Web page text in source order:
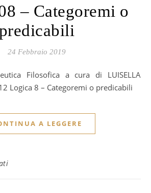
– Categoremi o
24 Febbraio 2019
Logica 8 – Categoremi o predicabili
A LEGGERE